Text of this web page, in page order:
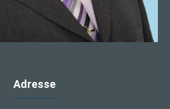
Adresse